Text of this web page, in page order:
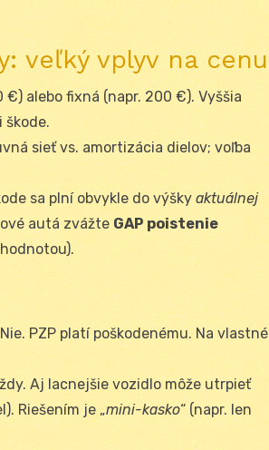
veľký vplyv na cenu
€) alebo fixná (napr. 200 €). Vyššia
škode.
sieť vs. amortizácia dielov; voľba
sa plní obvykle do výšky aktuálnej
autá zvážte GAP poistenie
PZP platí poškodenému. Na vlastné
Aj lacnejšie vozidlo môže utrpieť
Riešením je „mini-kasko“ (napr. len